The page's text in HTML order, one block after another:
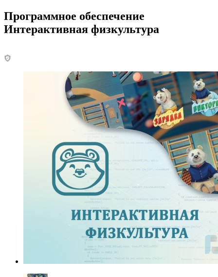
Программное обеспечение
Интерактивная физкультура